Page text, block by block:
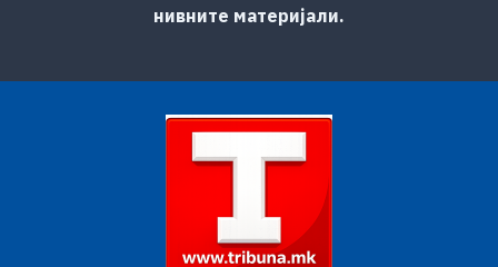
нивните материјали.